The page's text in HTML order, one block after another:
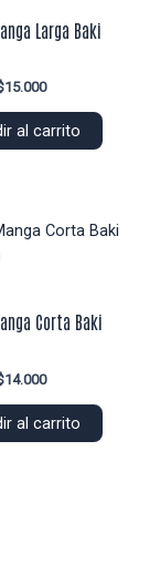
Larga Baki
15.000El
actual
al carrito
Corta Baki
original
14.000El
actual
al carrito